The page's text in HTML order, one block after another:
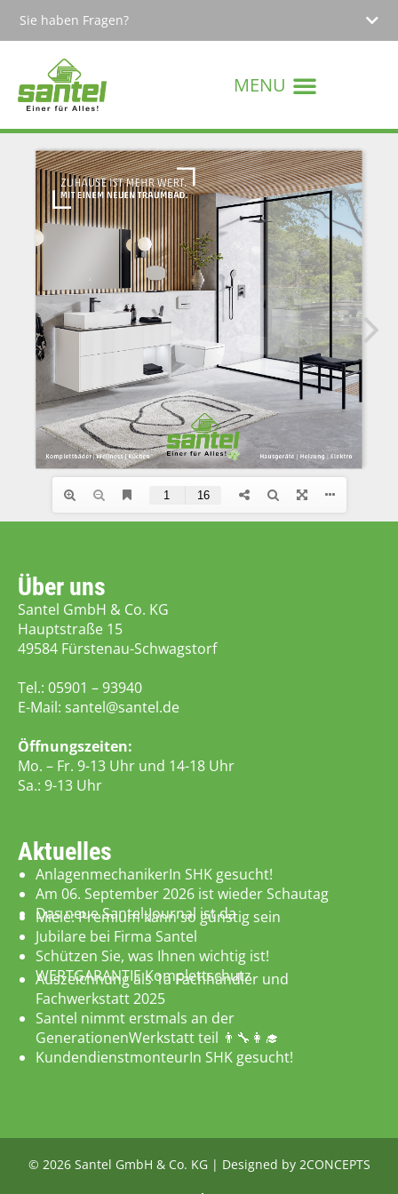
Sie haben Fragen?
Über uns
Santel GmbH & Co. KG
Hauptstraße 15
49584 Fürstenau-Schwagstorf
Tel.: 05901 – 93940
E-Mail: santel@santel.de
Öffnungszeiten:
Mo. – Fr. 9-13 Uhr und 14-18 Uhr
Sa.: 9-13 Uhr
Aktuelles
AnlagenmechanikerIn SHK gesucht!
Am 06. September 2026 ist wieder Schautag
Das neue Santel-Journal ist da
Miele: Premium kann so günstig sein
Jubilare bei Firma Santel
Schützen Sie, was Ihnen wichtig ist!
WERTGARANTIE Komplettschutz
Auszeichnung als 1a Fachhändler und
Fachwerkstatt 2025
Santel nimmt erstmals an der
GenerationenWerkstatt teil 👨‍🔧👩‍🎓
KundendienstmonteurIn SHK gesucht!
© 2026 Santel GmbH & Co. KG | Designed by 2CONCEPTS